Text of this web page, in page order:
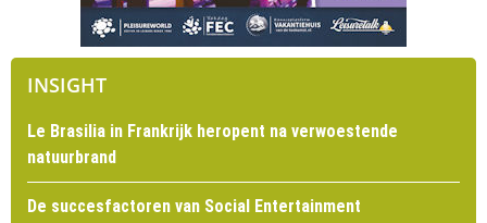
INSIGHT
Le Brasilia in Frankrijk heropent na verwoestende
natuurbrand
De succesfactoren van Social Entertainment